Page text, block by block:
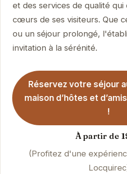
et des services de qualité
cœurs de ses visiteurs. Que
ou un séjour prolongé,
invitation à la sérénité.
Réservez votre séjour au
maison d’hôtes et
!
À partir de
(Profitez d'une